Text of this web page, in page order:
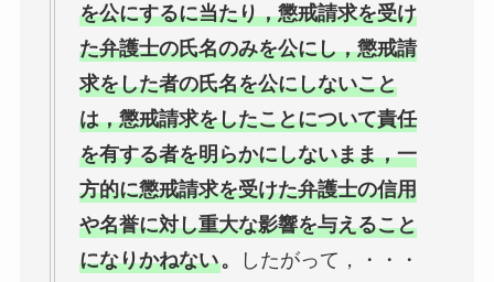
を公にするに当たり，懲戒請求を受け
た弁護士の氏名のみを公にし，懲戒請
求をした者の氏名を公にしないこと
は，懲戒請求をしたことについて責任
を有する者を明らかにしないまま，一
方的に懲戒請求を受けた弁護士の信用
や名誉に対し重大な影響を与えること
になりかねない。
したがって，・・・